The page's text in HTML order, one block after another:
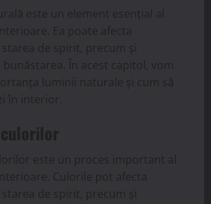
este un element esențial al
Ea poate afecta
de spirit, precum și
bunăstarea. În acest capitol, vom
luminii naturale și cum să
în interior.
este un proces important al
Culorile pot afecta
de spirit, precum și